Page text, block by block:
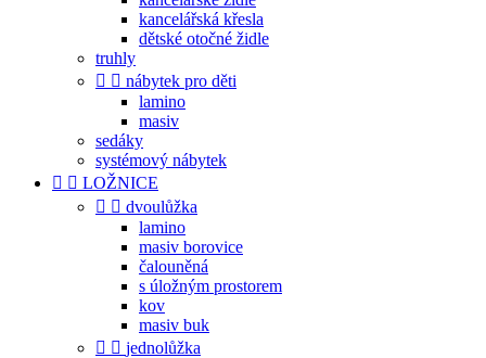
kancelářská křesla
dětské otočné židle
truhly
  nábytek pro děti
lamino
masiv
sedáky
systémový nábytek
  LOŽNICE
  dvoulůžka
lamino
masiv borovice
čalouněná
s úložným prostorem
kov
masiv buk
  jednolůžka